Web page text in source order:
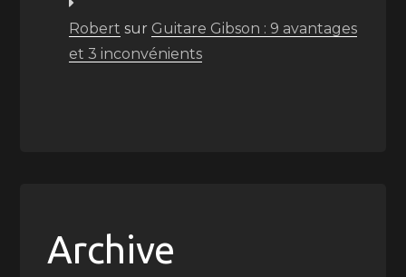
Robert sur Guitare Gibson : 9 avantages
et 3 inconvénients
Archive